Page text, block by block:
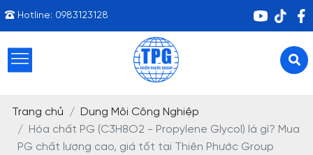
Hotline: 0983123128
Trang chủ
Dung Môi Công Nghiệp
Hóa chất PG (C3H8O2 - Propylene Glycol) là gì? Mua
PG chất lượng cao, giá tốt tại Thiên Phước Group